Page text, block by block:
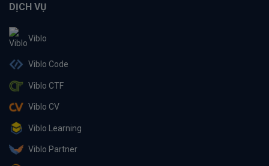
DỊCH VỤ
Viblo
Viblo Code
Viblo CTF
Viblo CV
Viblo Learning
Viblo Partner